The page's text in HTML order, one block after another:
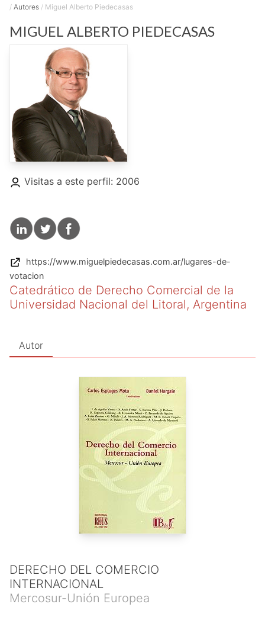
/ Autores / Miguel Alberto Piedecasas
MIGUEL ALBERTO PIEDECASAS
Visitas a este perfil: 2006
https://www.miguelpiedecasas.com.ar/lugares-de-
votacion
Catedrático de Derecho Comercial de la
Universidad Nacional del Litoral, Argentina
Autor
DERECHO DEL COMERCIO
INTERNACIONAL
Mercosur-Unión Europea